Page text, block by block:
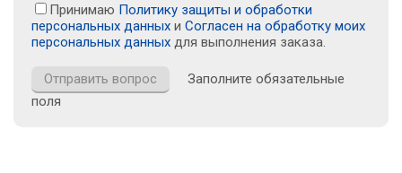
Принимаю Политику защиты и обработки
персональных данных и Согласен на обработку моих
персональных данных для выполнения заказа.
Заполните обязательные
поля